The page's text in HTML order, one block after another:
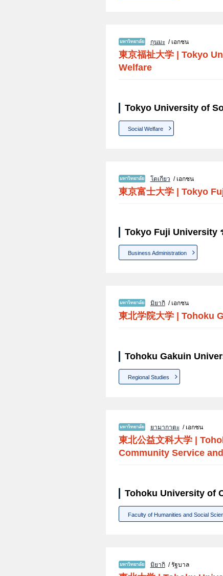
กุนมะ/ เอกชน
東京福祉大学 | Tokyo
Welfare
Tokyo University of
Social Welfare
โตเกียว / เอกชน
東京富士大学 | Tokyo
Tokyo Fuji University
Business Administration
มิยากิ/ เอกชน
東北学院大学 Tohoku
Tohoku Gakuin
Regional Studies
ยามากาตะ/ เอกชน
東北公益文科大学
Community Service
Tohoku University of
Faculty of Humanities and Social
มิยากิ/ รัฐบาล